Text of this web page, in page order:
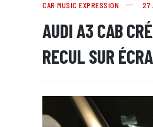
CAR MUSIC EXPRESSION 27
AUDI A3 CAB
RECUL SUR